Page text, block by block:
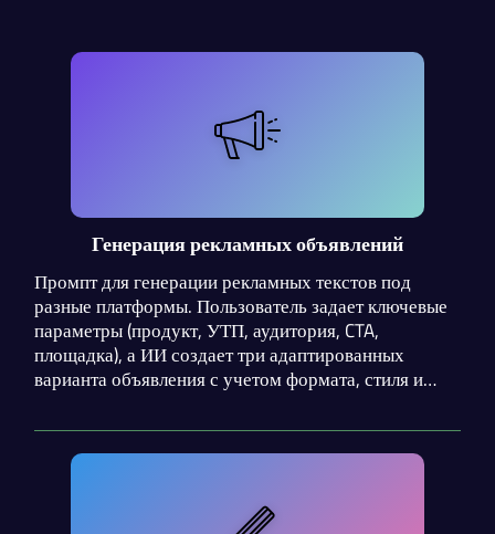
Генерация рекламных объявлений
Промпт для генерации рекламных текстов под
разные платформы. Пользователь задает ключевые
параметры (продукт, УТП, аудитория, CTA,
площадка), а ИИ создает три адаптированных
варианта объявления с учетом формата, стиля и